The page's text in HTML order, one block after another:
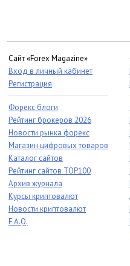
Сайт «Forex Magazine»
Вход в личный кабинет
Регистрация
Форекс блоги
Рейтинг брокеров 2026
Новости рынка форекс
Магазин цифровых товаров
Каталог сайтов
Рейтинг сайтов TOP100
Архив журнала
Курсы криптовалют
Новости криптовалют
F.A.Q.